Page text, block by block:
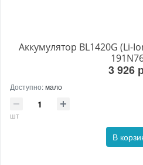
Аккумулятор BL1420G (Li-
3 926
Доступно:мало
шт
В